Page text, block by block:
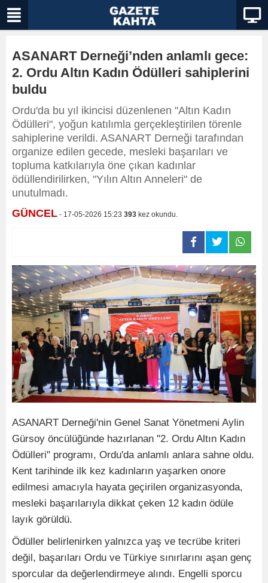
ASANART Derneği’nden anlamlı gece:
2. Ordu Altın Kadın Ödülleri sahiplerini
buldu
Ordu'da bu yıl ikincisi düzenlenen "Altın Kadın
Ödülleri", yoğun katılımla gerçekleştirilen törenle
sahiplerine verildi. ASANART Derneği tarafından
organize edilen gecede, mesleki başarıları ve
topluma katkılarıyla öne çıkan kadınlar
ödüllendirilirken, "Yılın Altın Anneleri" de
unutulmadı.
GÜNCEL - 17-05-2026 15:23 393 kez okundu.
ASANART Derneği'nin Genel Sanat Yönetmeni Aylin
Gürsoy öncülüğünde hazırlanan "2. Ordu Altın Kadın
Ödülleri" programı, Ordu'da anlamlı anlara sahne oldu.
Kent tarihinde ilk kez kadınların yaşarken onore
edilmesi amacıyla hayata geçirilen organizasyonda,
mesleki başarılarıyla dikkat çeken 12 kadın ödüle
layık görüldü.
Ödüller belirlenirken yalnızca yaş ve tecrübe kriteri
değil, başarıları Ordu ve Türkiye sınırlarını aşan genç
sporcular da değerlendirmeye alındı. Engelli sporcu